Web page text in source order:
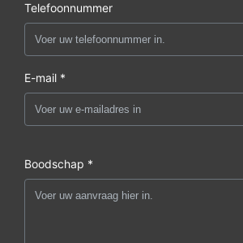
Telefoonnummer
E-mail *
Boodschap *